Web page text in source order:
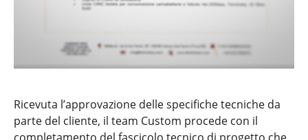
Ricevuta l’approvazione delle specifiche tecniche da
parte del cliente, il team Custom procede con il